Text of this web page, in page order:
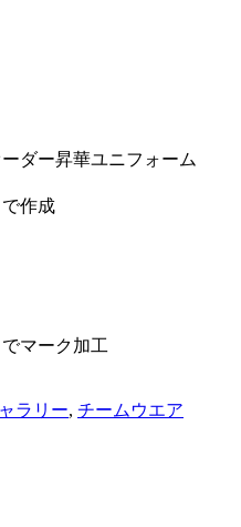
ダー昇華ユニフォーム
作成
マーク加工
ラリー, チームウエア